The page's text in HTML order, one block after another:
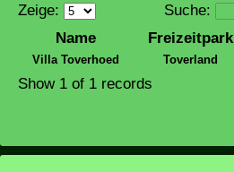
Suche:
Zeige:
Name
Freizeitpark
Villa Toverhoed Toverland
Show 1 of 1 records